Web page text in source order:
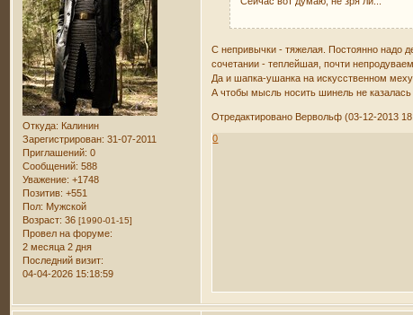
Откуда: Калинин
Зарегистрирован: 31-07-2011
Приглашений: 0
Сообщений: 588
Уважение: +1748
Позитив: +551
Пол: Мужской
Возраст: 36[1990-01-15]
Провел на форуме:
2 месяца 2 дня
Последний визит:
04-04-2026 15:18:59
С непривычки - тяжелая. Постоянно надо
сочетании - теплейшая, почти
Да и шапка-ушанка на искусственном
А чтобы мысль носить шинель не казалась
Отредактировано Вервольф (03-12-2013
0